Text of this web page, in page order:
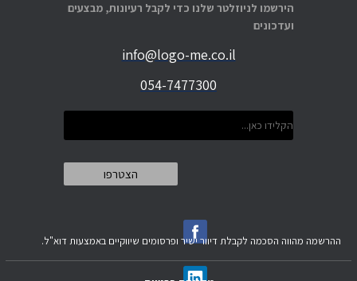
הירשמו לניוזלטר שלנו כדי לקבל רעיונות, מבצעים
ועדכונים
info@logo-me.co.il
054-7477300
ההרשמה מהווה הסכמה לקבלת דיוור ישיר ופרסומים שיווקיים באמצעות דוא"ל.